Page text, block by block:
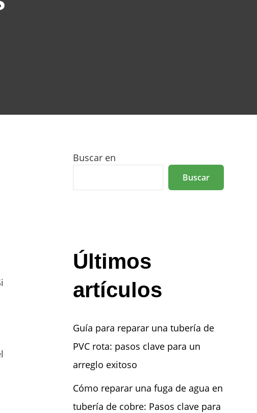
Buscar en
Buscar
Últimos
artículos
Guía para reparar una tubería de
PVC rota: pasos clave para un
arreglo exitoso
Cómo reparar una fuga de agua en
tubería de cobre: Pasos clave para